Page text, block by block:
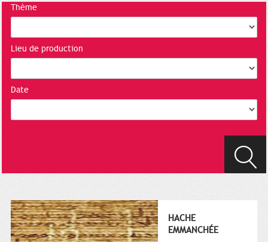
Thème
Lieu de production
Date
HACHE
EMMANCHÉE